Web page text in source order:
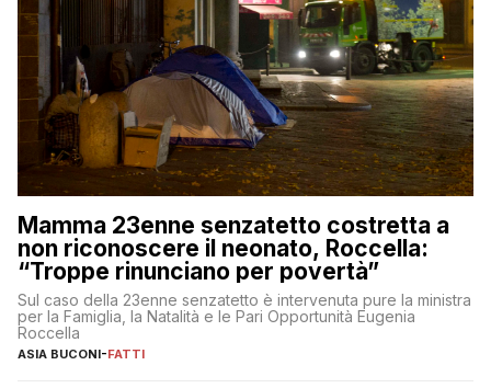
Mamma 23enne senzatetto costretta a
non riconoscere il neonato, Roccella:
“Troppe rinunciano per povertà”
Sul caso della 23enne senzatetto è intervenuta pure la ministra
per la Famiglia, la Natalità e le Pari Opportunità Eugenia
Roccella
ASIA BUCONI-FATTI